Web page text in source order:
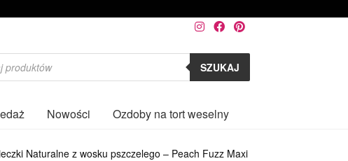
SZUKAJ
Nowości Ozdoby na tort weselny
Naturalne z wosku pszczelego – Peach Fuzz Maxi